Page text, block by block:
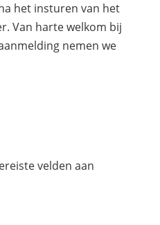
het insturen van het
Van harte welkom bij
nemen we
velden aan